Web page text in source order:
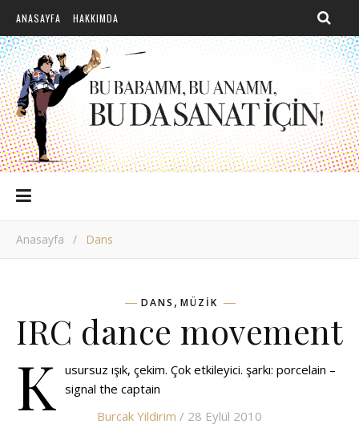
ANASAYFA HAKKIMDA
Anasayfa / Dans
DANS , MÜZIK
IRC dance movement
K
usursuz ışık, çekim. Çok etkileyici. şarkı: porcelain –
signal the captain
Burcak Yildirim / 28 Eylül 2010